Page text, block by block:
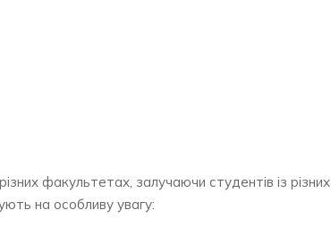
факультетах, залучаючи студентів із різних
на особливу увагу: